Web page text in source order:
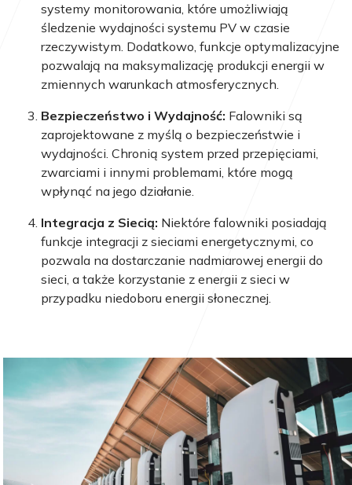
systemy monitorowania, które umożliwiają
śledzenie wydajności systemu PV w czasie
rzeczywistym. Dodatkowo, funkcje optymalizacyjne
pozwalają na maksymalizację produkcji energii w
zmiennych warunkach atmosferycznych.
Bezpieczeństwo i Wydajność: Falowniki są
zaprojektowane z myślą o bezpieczeństwie i
wydajności. Chronią system przed przepięciami,
zwarciami i innymi problemami, które mogą
wpłynąć na jego działanie.
Integracja z Siecią: Niektóre falowniki posiadają
funkcje integracji z sieciami energetycznymi, co
pozwala na dostarczanie nadmiarowej energii do
sieci, a także korzystanie z energii z sieci w
przypadku niedoboru energii słonecznej.